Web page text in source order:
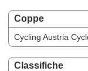
Coppe
Cycling Austria
Classifiche